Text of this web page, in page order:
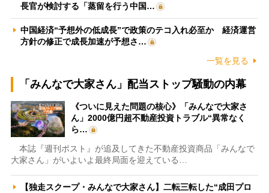
長官が検討する「蒸留を行う中国…
中国経済“予想外の低成長”で政策のテコ入れ必至か 経済運営
方針の修正で成長加速が予想さ…
一覧を見る
「みんなで大家さん」配当ストップ騒動の内幕
《ついに見えた問題の核心》「みんなで大家さ
ん」2000億円超不動産投資トラブル“異常なく
ら…
本誌『週刊ポスト』が追及してきた不動産投資商品「みんなで
大家さん」がいよいよ最終局面を迎えている…
【独走スクープ・みんなで大家さん】二転三転した“成田プロ